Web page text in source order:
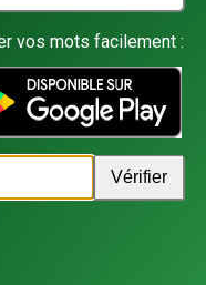
vos mots facilement :